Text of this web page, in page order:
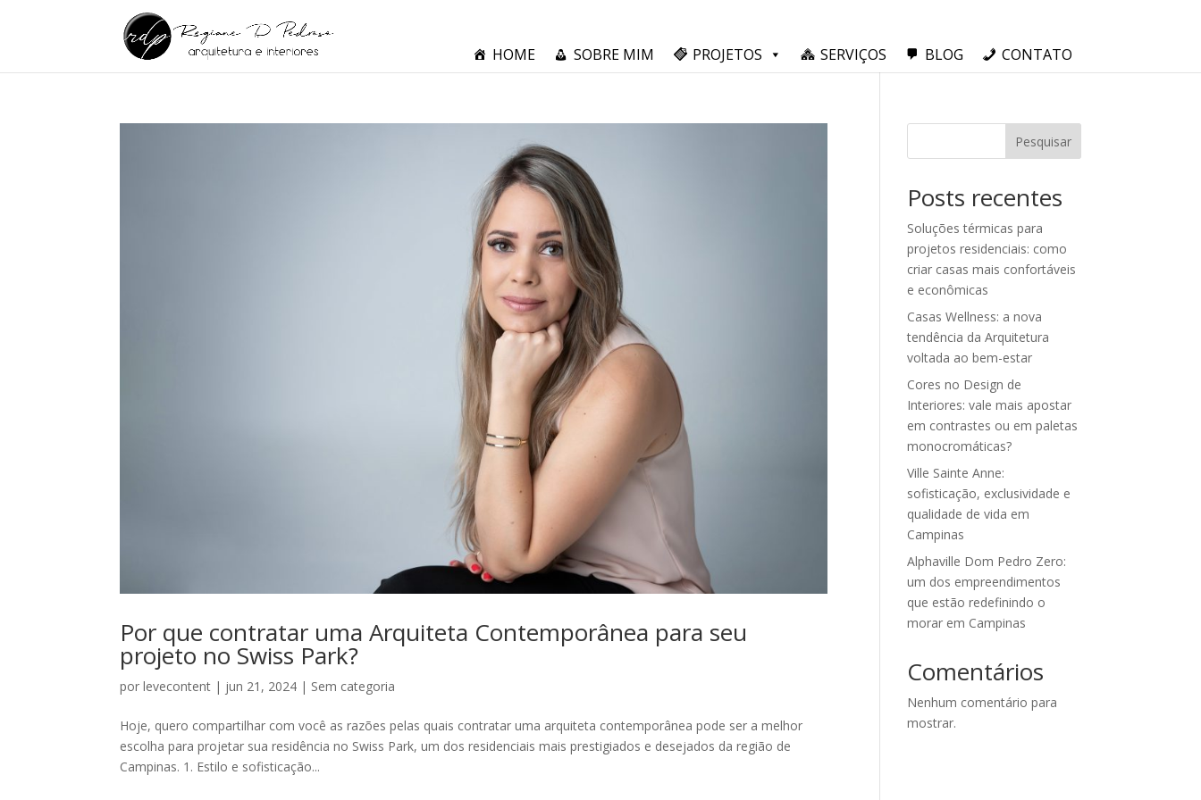
HOME SOBRE MIM PROJETOS SERVIÇOS BLOG CONTATO
Por que contratar uma Arquiteta Contemporânea para seu
projeto no Swiss Park?
porlevecontent | jun 21, 2024 | Sem categoria
Hoje, quero compartilhar com você as razões pelas quais contratar uma arquiteta contemporânea pode ser a melhor
escolha para projetar sua residência no Swiss Park, um dos residenciais mais prestigiados e desejados da região de
Campinas. 1. Estilo e sofisticação...
Pesquisar
Posts recentes
Soluções térmicas para
projetos residenciais: como
criar casas mais confortáveis
e econômicas
Casas Wellness: a nova
tendência da Arquitetura
voltada ao bem-estar
Cores no Design de
Interiores: vale mais apostar
em contrastes ou em paletas
monocromáticas?
Ville Sainte Anne:
sofisticação, exclusividade e
qualidade de vida em
Campinas
Alphaville Dom Pedro Zero:
um dos empreendimentos
que estão redefinindo o
morar em Campinas
Comentários
Nenhum comentário para
mostrar.